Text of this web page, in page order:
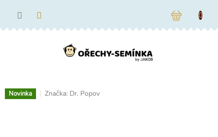
NÁKUPNÍ
Novinka Značka: Dr. Popov